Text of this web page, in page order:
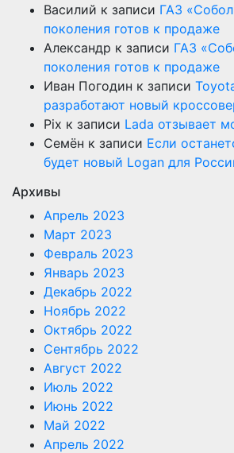
Василий к записи ГАЗ
поколения готов к продаже
Александр к записи ГАЗ
поколения готов к продаже
Иван Погодин к записи
разработают новый
Pix к записи Lada отзывает
Семён к записи Если
будет новый Logan для
Архивы
Апрель 2023
Март 2023
Февраль 2023
Январь 2023
Декабрь 2022
Ноябрь 2022
Октябрь 2022
Сентябрь 2022
Август 2022
Июль 2022
Июнь 2022
Май 2022
Апрель 2022